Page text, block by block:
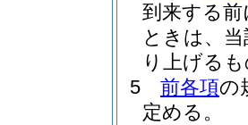
到来する前
ときは、
り上げる
5
前各項の
定める。